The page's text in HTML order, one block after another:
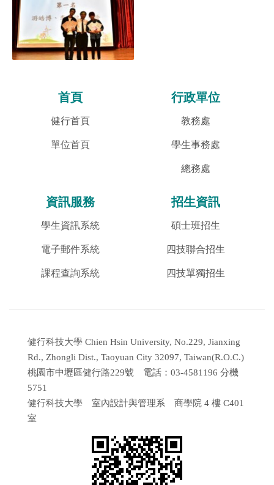
首頁
健行首頁
單位首頁
行政單位
教務處
學生事務處
總務處
資訊服務
學生資訊系統
電子郵件系統
課程查詢系統
招生資訊
碩士班招生
四技聯合招生
四技單獨招生
健行科技大學 Chien Hsin University, No.229, Jianxing
Rd., Zhongli Dist., Taoyuan City 32097, Taiwan(R.O.C.)
桃園市中壢區健行路229號 電話：03-4581196 分機
5751
健行科技大學 室內設計與管理系 商學院 4 樓 C401
室